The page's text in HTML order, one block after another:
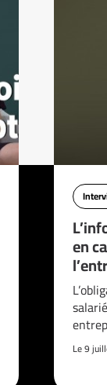
en
Le 9